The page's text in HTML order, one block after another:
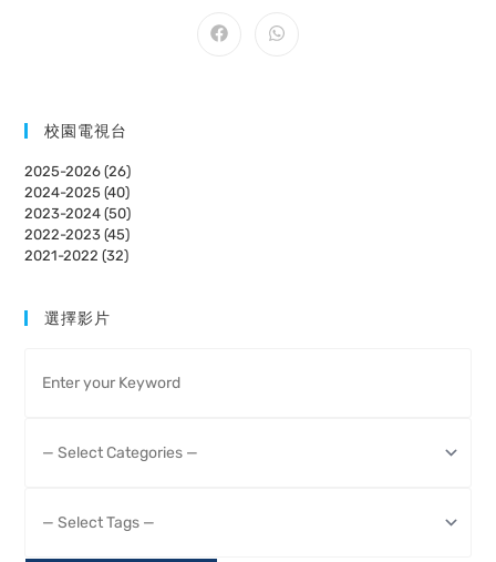
CONTENT
Opens
Opens
校園電視台
2025-2026 (26)
2024-2025 (40)
2023-2024 (50)
2022-2023 (45)
2021-2022 (32)
選擇影片